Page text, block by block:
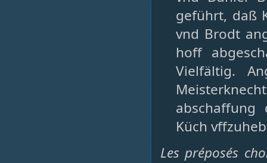
geführt, daß
vnd Brodt
hoff
Vielfältig.
abschaffung
Küch
Les préposés